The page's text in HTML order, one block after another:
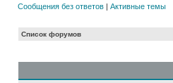
Сообщения без ответов | Активные темы
Список форумов